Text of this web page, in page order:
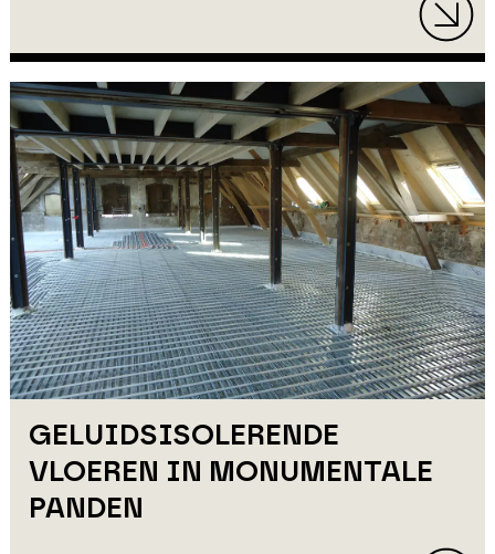
GELUIDSISOLERENDE
VLOEREN IN MONUMENTALE
PANDEN